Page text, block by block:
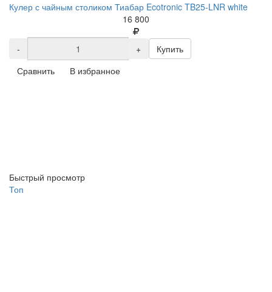
Кулер с чайным столиком Тиабар Ecotronic TB25-LNR white
16 800
- +
Купить
Сравнить
В избранное
Быстрый просмотр
Топ